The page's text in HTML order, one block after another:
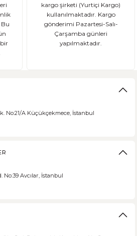
Tür Ekmekleri Tüketmelidir?
siyah çavdar ekmeği olarak da bilinir.
Bu
kargo şirketi (Yurtiçi Kargo)
kullanılmaktadır. Kargo
gönderimi Pazartesi-Salı-
Çarşamba günleri
yapılmaktadır.
No:21/A Küçükçekmece, İstanbul
No:39 Avcılar, İstanbul